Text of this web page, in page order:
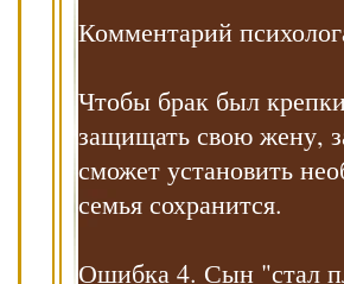
Комментарий
Чтобы брак был
защищать свою жену,
сможет установить
семья сохранится.
Ошибка 4. Сын "стал